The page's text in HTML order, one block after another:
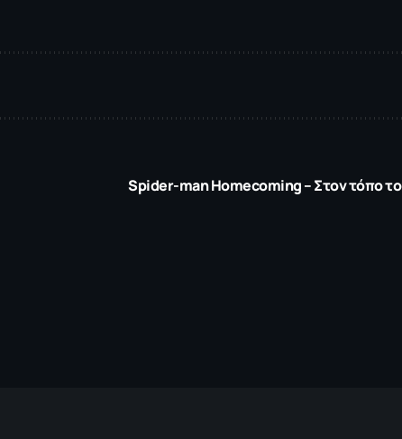
Spider-man Homecoming – Στον τόπο